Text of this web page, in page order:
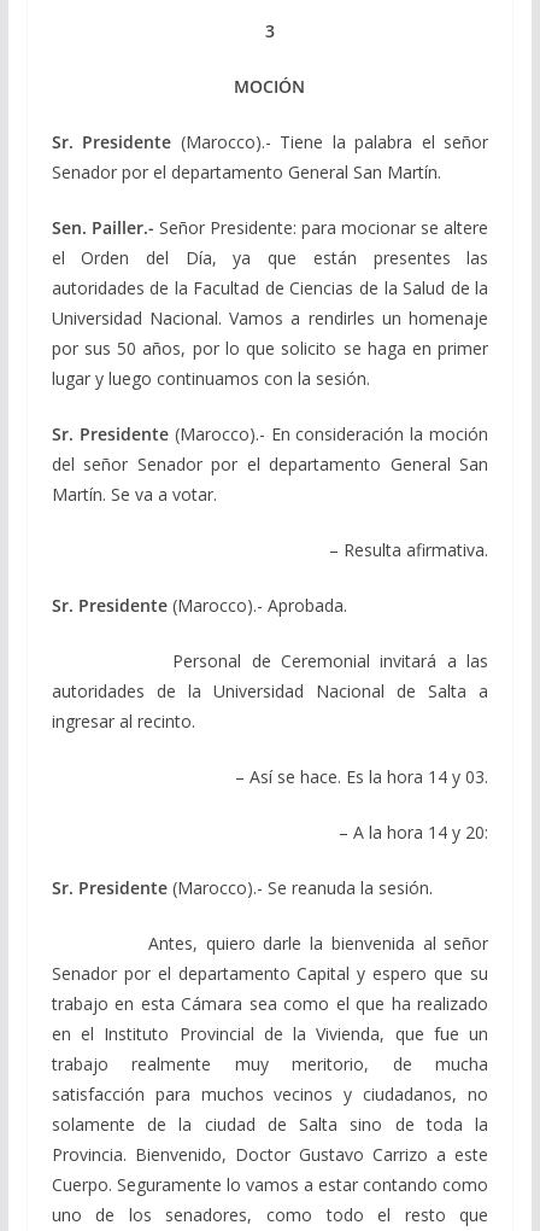
3
MOCIÓN
Sr. Presidente (Marocco).- Tiene la palabra el señor
Senador por el departamento General San Martín.
Sen. Pailler.- Señor Presidente: para mocionar se altere
el Orden del Día, ya que están presentes las
autoridades de la Facultad de Ciencias de la Salud de la
Universidad Nacional. Vamos a rendirles un homenaje
por sus 50 años, por lo que solicito se haga en primer
lugar y luego continuamos con la sesión.
Sr. Presidente(Marocco).- En consideración la moción
del señor Senador por el departamento General San
Martín. Se va a votar.
– Resulta afirmativa.
Sr. Presidente(Marocco).- Aprobada.
Personal de Ceremonial invitará a las
autoridades de la Universidad Nacional de Salta a
ingresar al recinto.
– Así se hace. Es la hora 14 y 03.
– A la hora 14 y 20:
Sr. Presidente(Marocco).- Se reanuda la sesión.
Antes, quiero darle la bienvenida al señor
Senador por el departamento Capital y espero que su
trabajo en esta Cámara sea como el que ha realizado
en el Instituto Provincial de la Vivienda, que fue un
trabajo realmente muy meritorio, de mucha
satisfacción para muchos vecinos y ciudadanos, no
solamente de la ciudad de Salta sino de toda la
Provincia. Bienvenido, Doctor Gustavo Carrizo a este
Cuerpo. Seguramente lo vamos a estar contando como
uno de los senadores, como todo el resto que